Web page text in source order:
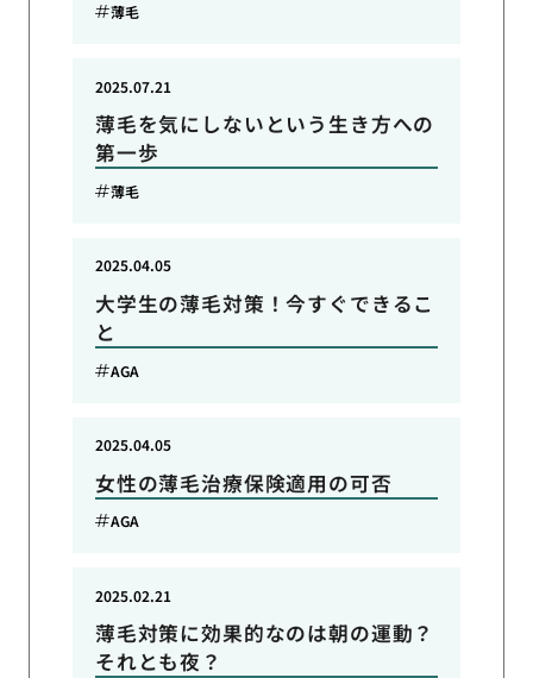
薄毛
薄毛を気にしないという生き方への
第一歩
2025.07.21
薄毛
大学生の薄毛対策！今すぐできるこ
と
2025.04.05
AGA
女性の薄毛治療保険適用の可否
2025.04.05
AGA
薄毛対策に効果的なのは朝の運動？
それとも夜？
2025.02.21